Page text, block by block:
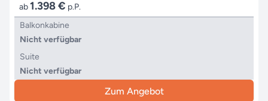
ab1.398 € p.P.
Balkonkabine
Nicht verfügbar
Suite
Nicht verfügbar
Zum Angebot